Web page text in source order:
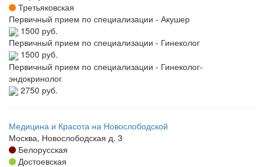
Третьяковская
Первичный прием по специализации - Акушер
1500 руб.
Первичный прием по специализации - Гинеколог
1500 руб.
Первичный прием по специализации - Гинеколог-
эндокринолог
2750 руб.
Медицина и Красота на Новослободской
Москва, Новослободская д. 3
Белорусская
Достоевская